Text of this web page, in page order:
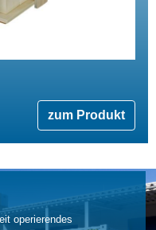
zum Produkt
operierendes